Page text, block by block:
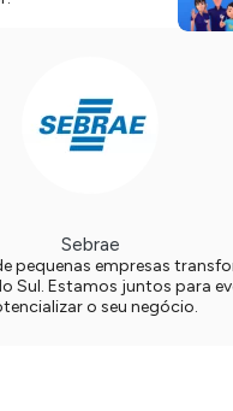
Sebrae
pequenas empresas
Sul. Estamos juntos para
o seu negócio.